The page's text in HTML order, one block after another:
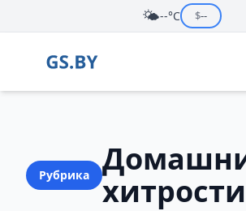
🌤️--°C $--
Рубрика
хитрости